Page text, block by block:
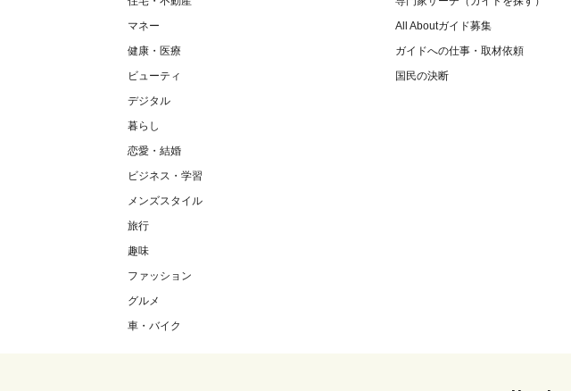
マネー
健康・医療
ビューティ
デジタル
暮らし
恋愛・結婚
ビジネス・学習
メンズスタイル
旅行
趣味
ファッション
グルメ
車・バイク
All Aboutガイド募集
ガイドへの仕事・取材依頼
国民の決断